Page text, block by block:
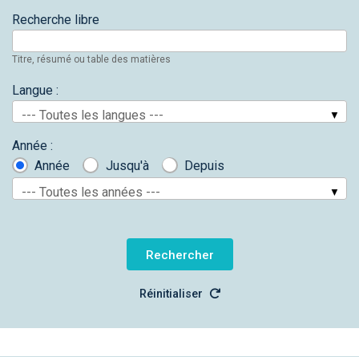
Recherche libre
Titre, résumé ou table des matières
Langue :
--- Toutes les langues ---
Année :
Année
Jusqu'à
Depuis
--- Toutes les années ---
Réinitialiser